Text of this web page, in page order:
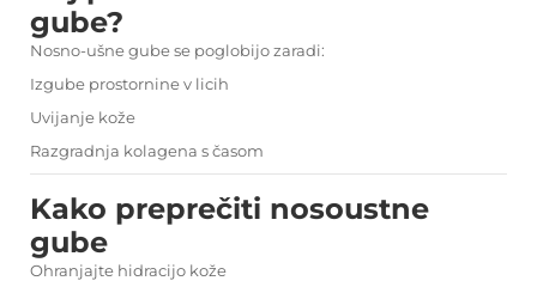
gube?
Nosno-ušne gube se poglobijo zaradi:
Izgube prostornine v licih
Uvijanje kože
Razgradnja kolagena s časom
Kako preprečiti nosoustne
gube
Ohranjajte hidracijo kože